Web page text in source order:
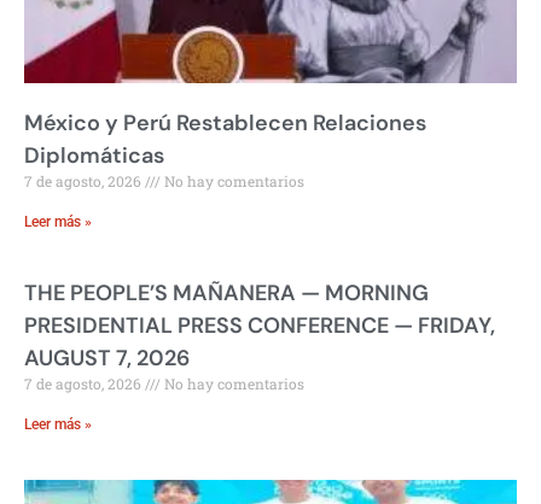
México y Perú Restablecen Relaciones
Diplomáticas
7 de agosto, 2026 No hay comentarios
Leer más »
THE PEOPLE’S MAÑANERA — MORNING
PRESIDENTIAL PRESS CONFERENCE — FRIDAY,
AUGUST 7, 2026
7 de agosto, 2026 No hay comentarios
Leer más »